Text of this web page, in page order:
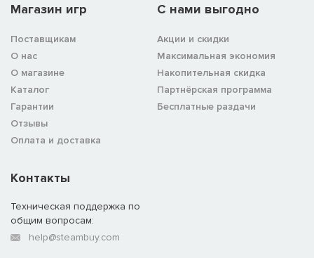
Магазин игр
Поставщикам
О нас
О магазине
Каталог
Гарантии
Отзывы
Оплата и доставка
C нами выгодно
Акции и скидки
Максимальная экономия
Накопительная скидка
Партнёрская программа
Бесплатные раздачи
Контакты
Техническая поддержка по
общим вопросам:
help@steambuy.com